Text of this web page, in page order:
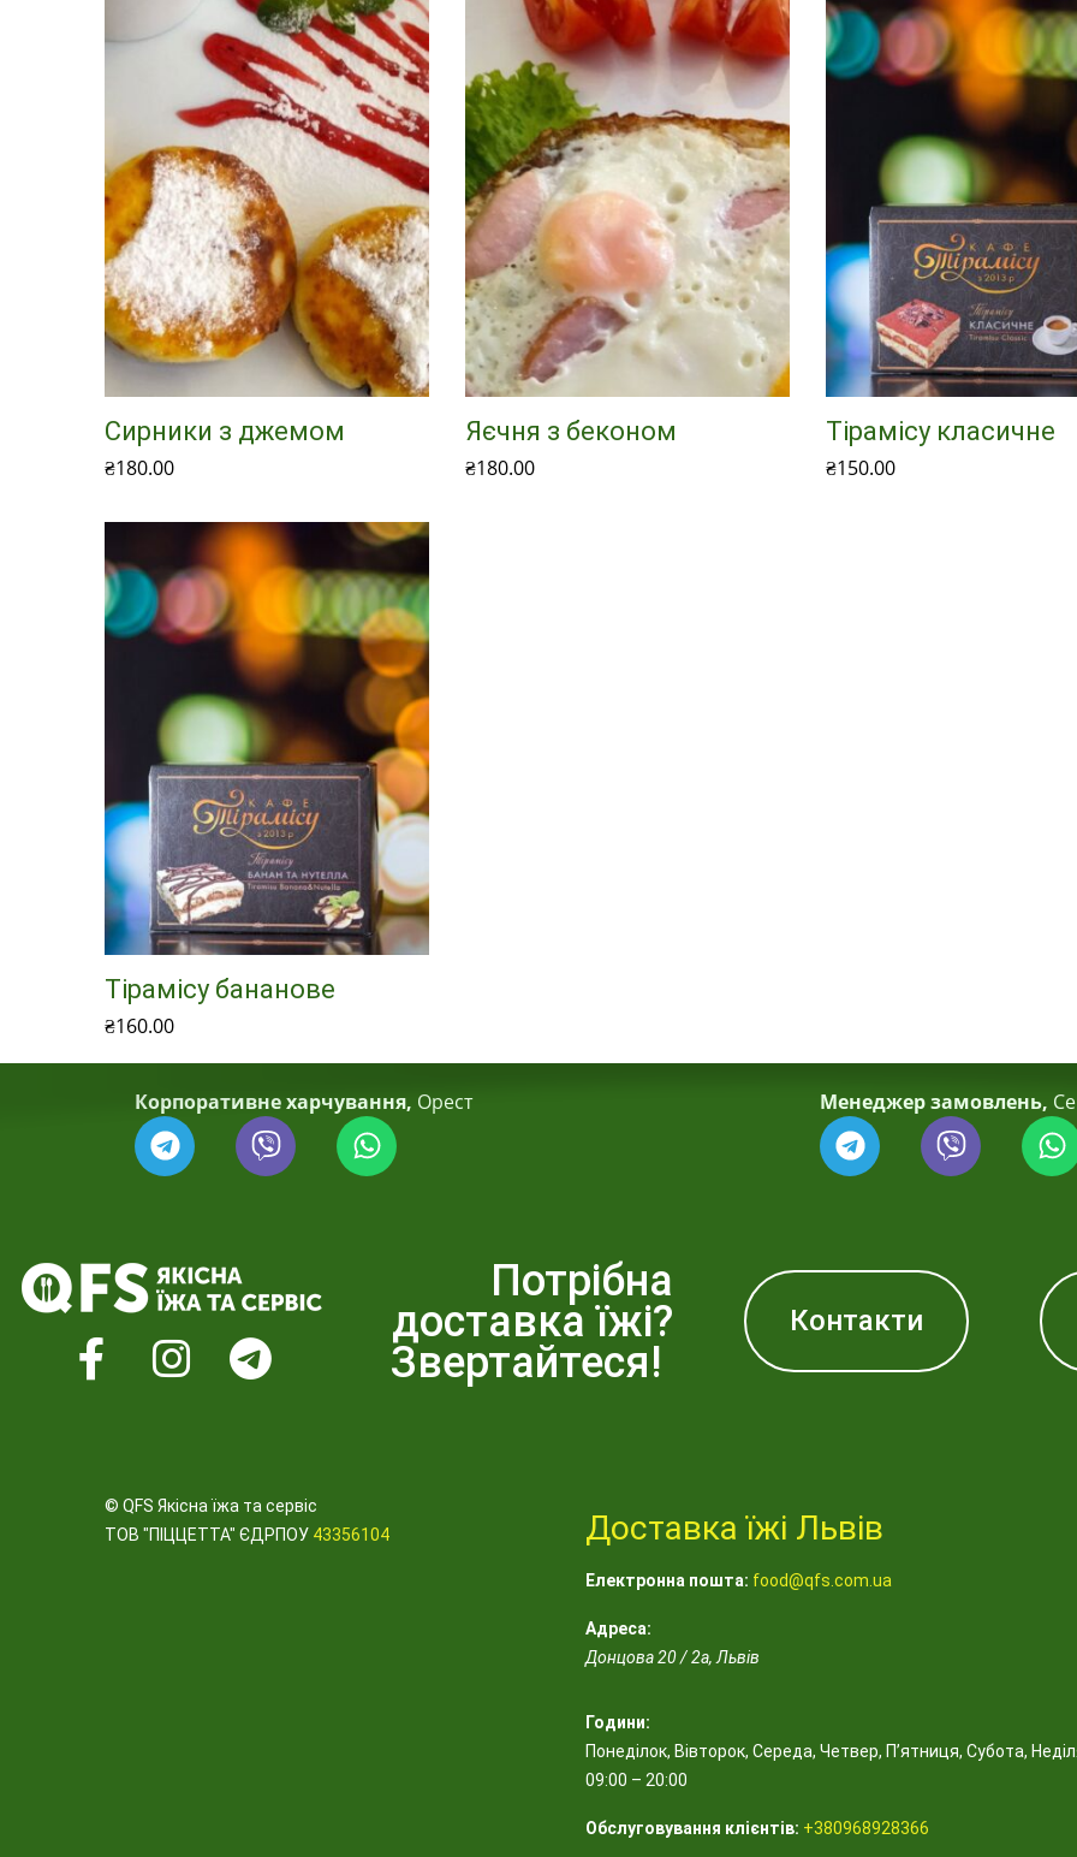
Сирники з джемом
₴180.00
Яєчня з беконом
₴180.00
Тірамісу класичне
₴150.00
Тірамісу бананове
₴160.00
Читати далі
Корпоративне харчування, Орест Менеджер замовлень,
Потрібна
доставка їжі?
Звертайтеся!
Контакти
© QFS Якісна їжа та сервіс
ТОВ "ПІЦЦЕТТА" ЄДРПОУ 43356104 Доставка їжі Львів
Електронна пошта: food@qfs.com.ua
Адреса:
Донцова 20 / 2а, Львів
Години:
Понеділок, Вівторок, Середа, Четвер, П’ятниця, Субота,
09:00 – 20:00
Обслуговування клієнтів: +380968928366